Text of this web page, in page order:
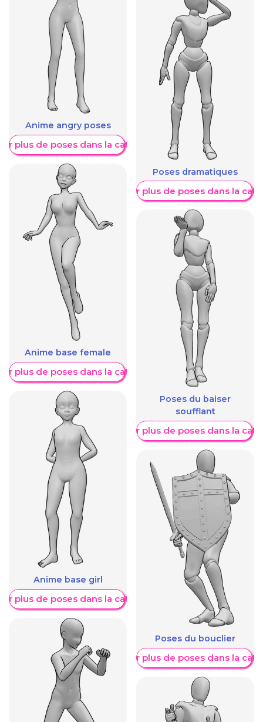
Anime angry poses
plus de poses dans la catégorie
Anime base female
plus de poses dans la catégorie
Anime base girl
plus de poses dans la catégorie
Poses dramatiques
Afficher plus de poses dans la
Poses du baiser
soufflant
Afficher plus de poses dans la
Poses du bouclier
Afficher plus de poses dans la